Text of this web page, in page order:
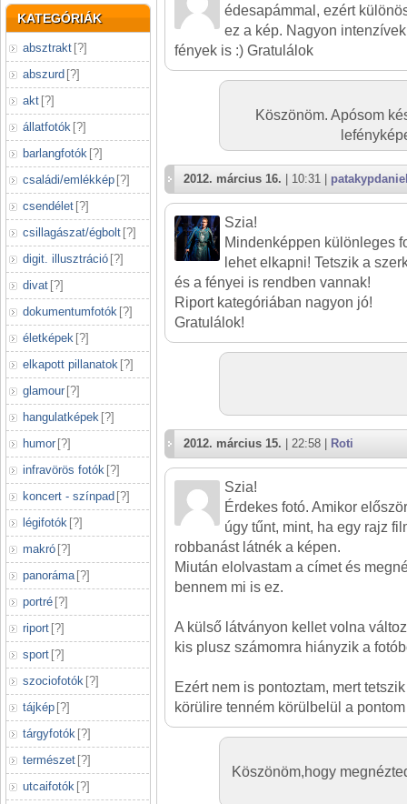
KATEGÓRIÁK
absztrakt [?]
abszurd [?]
akt [?]
állatfotók [?]
barlangfotók [?]
családi/emlékkép [?]
csendélet [?]
csillagászat/égbolt [?]
digit. illusztráció [?]
divat [?]
dokumentumfotók [?]
életképek [?]
elkapott pillanatok [?]
glamour [?]
hangulatképek [?]
humor [?]
infravörös fotók [?]
koncert - színpad [?]
légifotók [?]
makró [?]
panoráma [?]
portré [?]
riport [?]
sport [?]
szociofotók [?]
tájkép [?]
tárgyfotók [?]
természet [?]
utcaifotók [?]
édesapámmal, ezért
ez a kép. Nagyon
fények is :) Gratulálok
Köszönöm. Apósom
2012. március 16. | 10:31 |
Szia!
Mindenképpen különleges
lehet elkapni! Tetszik a
és a fényei is rendben vannak!
Riport kategóriában nagyon jó!
Gratulálok!
2012. március 15. | 22:58 | Roti
Szia!
Érdekes fotó. Amikor
úgy tűnt, mint, ha egy rajz
robbanást látnék a képen.
Miután elolvastam a címet és
bennem mi is ez.
A külső látványon kellet volna
kis plusz számomra hiányzik a
Ezért nem is pontoztam, mert
körülire tenném körülbelül a
Köszönöm,hogy